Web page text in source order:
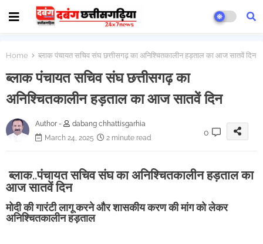
Home ब्लाक पंचायत सचिव संघ छत्तीसगढ़ का अनिश्चितकालीन हड़ताल का आज सातवें दिन
ब्लाक पंचायत सचिव संघ छत्तीसगढ़ का
अनिश्चितकालीन हड़ताल का आज सातवें दिन
Author -
dabang chhattisgarhia
March 24, 2025
2 minute read
0
ब्लाक..पंचायत सचिव संघ का अनिश्चितकालीन हड़ताल का
आज सातवें दिन
मोदी की गारंटी लागू करने और शासकीय करण की मांग को लेकर
अनिश्चितकालीन हड़ताल